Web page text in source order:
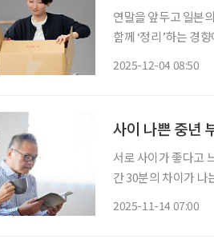
연말을 앞두고 일본
함께 ‘정리’하는 경
2025-12-04 08:50
사이 나쁜 중년
서로 사이가 좋다고
간 30분의 차이가 나
2025-11-14 07:00